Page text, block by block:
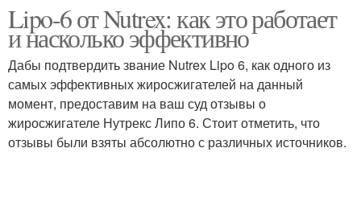
Lipo-6 от Nutrex: как это работает
и насколько эффективно
Дабы подтвердить звание Nutrex Lipo 6, как одного из
самых эффективных жиросжигателей на данный
момент, предоставим на ваш суд отзывы о
жиросжигателе Нутрекс Липо 6. Стоит отметить, что
отзывы были взяты абсолютно с различных источников.